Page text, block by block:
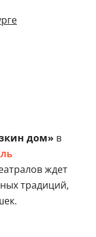
дом» в
ждет
традиций,